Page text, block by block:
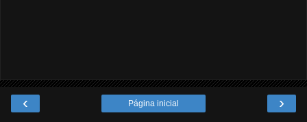
‹ ›
Página inicial